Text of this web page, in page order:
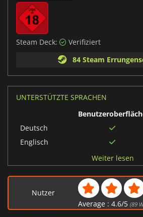
Steam Deck:
Verifiziert
84 Steam
UNTERSTÜTZTE SPRACHEN
Deutsch
Englisch
Spanisch
Spanisch
Japanisch
Polnisch
Weiter lesen
Nutzer
Average : 4.6/5 (89